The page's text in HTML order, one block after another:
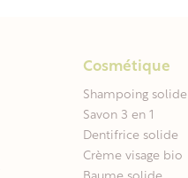
Cosmétique
Shampoing solide
Savon 3 en 1
Dentifrice solide
Crème visage bio